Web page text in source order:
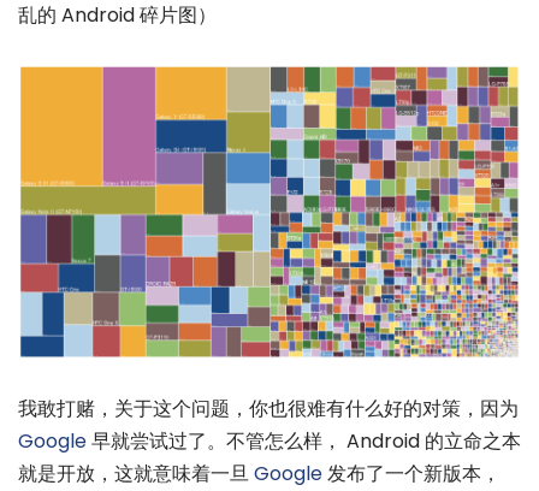
乱的 Android 碎片图）
我敢打赌，关于这个问题，你也很难有什么好的对策，因为
Google早就尝试过了。不管怎么样， Android 的立命之本
就是开放，这就意味着一旦Google发布了一个新版本，